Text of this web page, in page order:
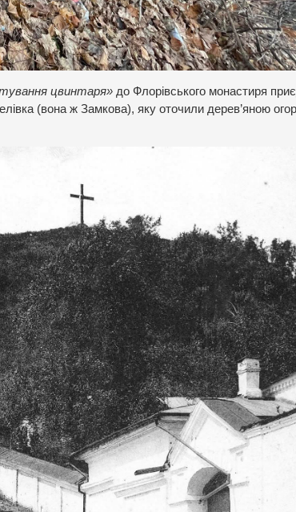
цвинтаря» до Флорівського монастиря
(вона ж Замкова), яку оточили дерев’яною